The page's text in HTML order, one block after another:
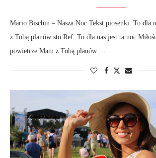
Mario Bischin – Nasza Noc Tekst piosenki: To dla
z Tobą planów sto Ref: To dla nas jest ta noc
powietrze Mam z Tobą planów …